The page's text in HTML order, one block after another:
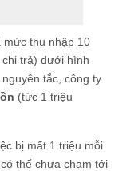
mức thu nhập 10
trả) dưới hình
tắc, công ty
(tức 1 triệu
bị mất 1 triệu mỗi
thể chưa chạm tới